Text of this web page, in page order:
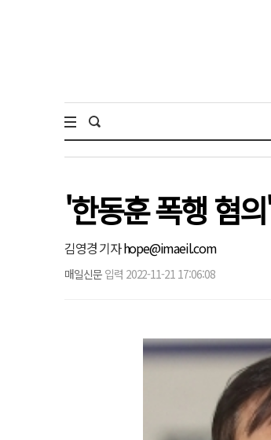
'한동훈 폭행 혐
김영경 기자hope@imaeil.com
매일신문 입력 2022-11-21 17:06:08